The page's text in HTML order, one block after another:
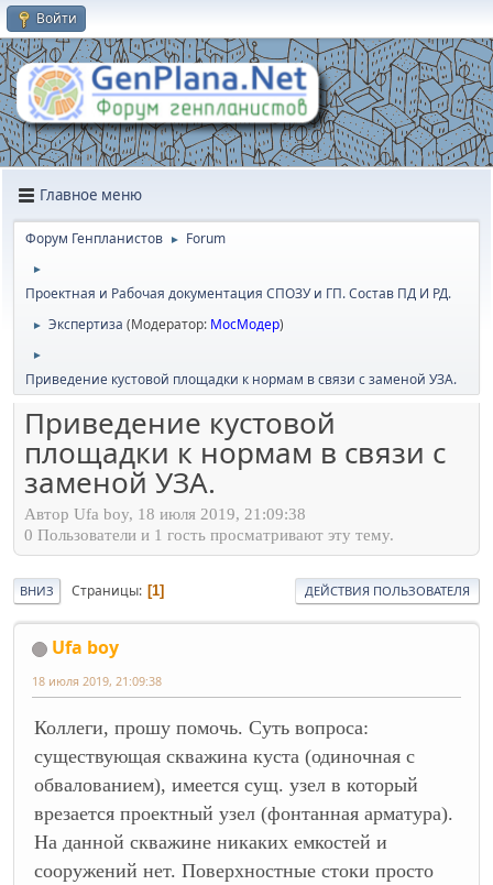
Войти
Главное меню
Форум Генпланистов ► Forum
►
Проектная и Рабочая документация СПОЗУ и ГП. Состав ПД И РД.
► Экспертиза (Модератор: МосМодер)
►
Приведение кустовой площадки к нормам в связи с заменой УЗА.
Приведение кустовой
площадки к нормам в связи с
заменой УЗА.
Автор Ufa boy, 18 июля 2019, 21:09:38
0 Пользователи и 1 гость просматривают эту тему.
ВНИЗ Страницы 1 ДЕЙСТВИЯ ПОЛЬЗОВАТЕЛЯ
Ufa boy
18 июля 2019, 21:09:38
Коллеги, прошу помочь. Суть вопроса:
существующая скважина куста (одиночная с
обвалованием), имеется сущ. узел в который
врезается проектный узел (фонтанная арматура).
На данной скважине никаких емкостей и
сооружений нет. Поверхностные стоки просто